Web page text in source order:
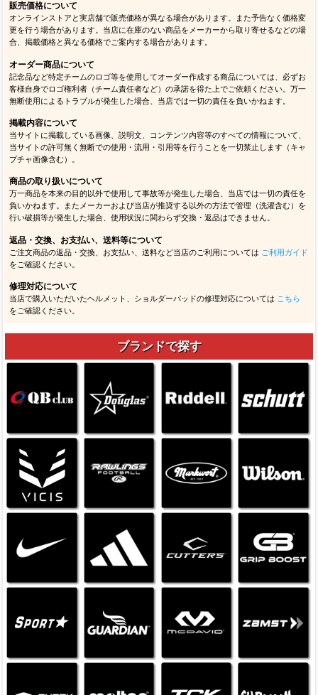
販売価格について
オンラインストアと実店舗で販売価格が異なる場合があります。また予告なく価格変
更を行う場合があります。当店に在庫のない商品をメーカーから取り寄せるなどの場
合、掲載価格と異なる価格でご案内する場合があります。
オーダー商品について
記念品など特定チームのロゴ等を使用してオーダー作成する商品については、必ずお
客様自身でロゴ権利者（チーム責任者など）の承諾を得た上でご依頼ください。万一
無断使用によるトラブルが発生した場合、当店では一切の責任を負いかねます。
掲載内容について
当サイトに掲載している画像、説明文、コンテンツ内容等のすべての情報について、
当サイトの許可無く無断での使用・流用・引用等を行うことを一切禁止します（キャ
プチャ画像含む）。
商品の取り扱いについて
万一商品を本来の目的以外で使用して事故等が発生した場合、当店では一切の責任を
負いかねます。またメーカーおよび当店が推奨する以外の方法で管理（洗濯含む）を
行い破損等が発生した場合、使用状況に関わらず交換・返品はできません。
返品・交換、お支払い、送料等について
ご注文商品の返品・交換、お支払い、送料など当店のご利用については ご利用ガイド
をご確認ください。
修理対応について
当店で購入いただいたヘルメット、ショルダーパッドの修理対応については こちら
をご確認ください。
ブランドで探す